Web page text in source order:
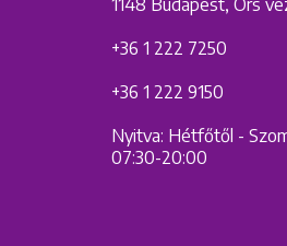
+36 1 222 7250
+36 1 222 9150
Nyitva: Hétfőtől -
07:30-20:00